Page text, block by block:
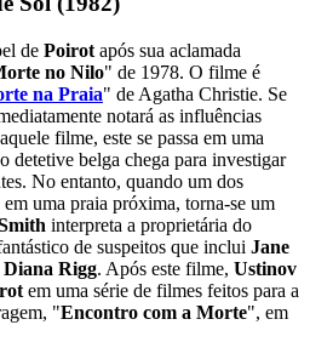
de Poirot após sua aclamada
no Nilo" de 1978. O filme é
na Praia" de Agatha Christie. Se
notará as influências
filme, este se passa em uma
detetive belga chega para investigar
No entanto, quando um dos
uma praia próxima, torna-se um
interpreta a proprietária do
de suspeitos que inclui Jane
Diana Rigg. Após este filme, Ustinov
em uma série de filmes feitos para a
"Encontro com a Morte", em